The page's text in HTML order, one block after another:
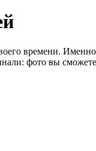
времени.
фото вы